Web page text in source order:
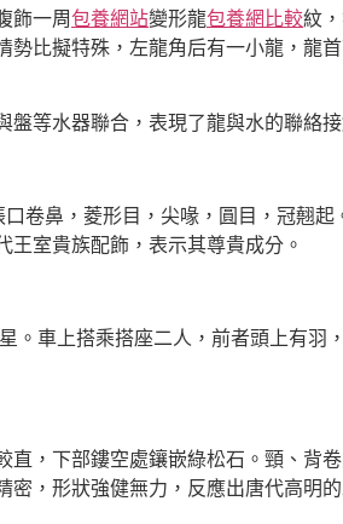
飾一周包養網站變形龍包養網比較紋
比擬特殊，左龍角后有一小龍，龍
等水器聯合，表現了龍與水的聯絡接
卷鼻，菱形目，尖喙，圓目，冠翹起
室貴族配飾，表示其尊貴成分。
車上搭乘搭座二人，前者頭上有羽
，下部鏤空處鑲嵌綠松石。頸、背
，形狀強健無力，反應出唐代高明的